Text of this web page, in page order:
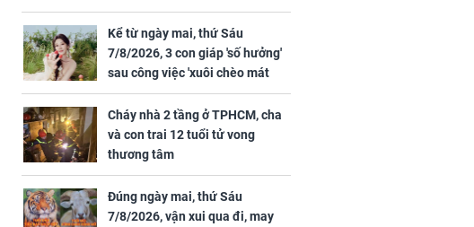
Chân dung nam diễn
ứng ngược khi than
nghèo
hưng thịnh, Mão - Thân tài lộc
ảm đạm, mọi sự khó thành công
mỹ mãn
Kể từ ngày mai, thứ Sáu
7/8/2026, 3 con giáp 'số hưởng'
sau công việc 'xuôi chèo mát
mái', tiền tài 'thu về như nước',
tình duyên viên mãn
Cháy nhà 2 tầng ở TPHCM, cha
và con trai 12 tuổi tử vong
thương tâm
Đúng ngày mai, thứ Sáu
7/8/2026, vận xui qua đi, may